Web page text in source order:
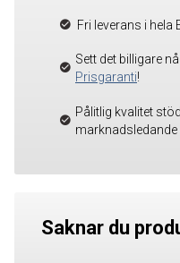
Fri leverans i hela
Sett det billigare
Prisgaranti!
Pålitlig kvalitet
marknadsledande
Saknar du